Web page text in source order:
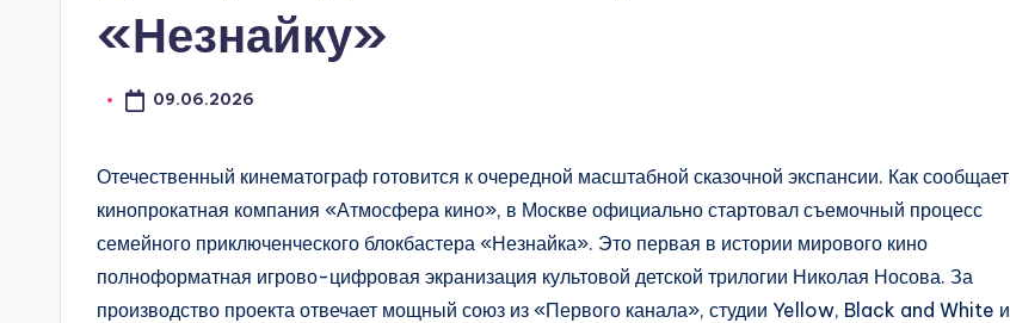
«Незнайку»
09.06.2026
Отечественный кинематограф готовится к очередной масштабной сказочной экспансии. Как сообщает
кинопрокатная компания «Атмосфера кино», в Москве официально стартовал съемочный процесс
семейного приключенческого блокбастера «Незнайка». Это первая в истории мирового кино
полноформатная игрово-цифровая экранизация культовой детской трилогии Николая Носова. За
производство проекта отвечает мощный союз из «Первого канала», студии Yellow, Black and White и